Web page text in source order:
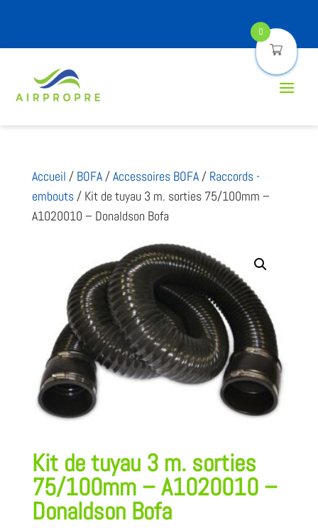
Accueil / BOFA/Accessoires BOFA/ Raccords -
embouts/ Kit de tuyau 3 m. sorties 75/100mm –
A1020010 – Donaldson Bofa
Kit de tuyau 3 m. sorties
75/100mm – A1020010 –
Donaldson Bofa
0